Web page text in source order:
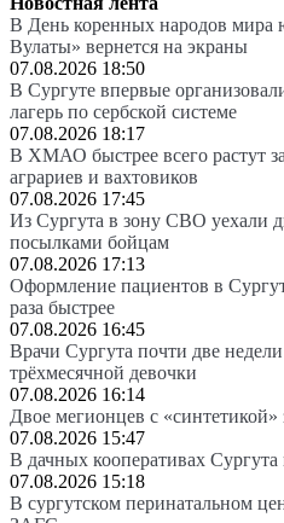
В День коренных народов мира
Вулаты» вернется на экраны
07.08.2026 18:50
В Сургуте впервые
лагерь по сербской системе
07.08.2026 18:17
В ХМАО быстрее всего растут
аграриев и вахтовиков
07.08.2026 17:45
Из Сургута в зону СВО уехали
посылками бойцам
07.08.2026 17:13
Оформление пациентов в
раза быстрее
07.08.2026 16:45
Врачи Сургута почти две
трёхмесячной девочки
07.08.2026 16:14
Двое мегионцев с
07.08.2026 15:47
В дачных кооперативах
07.08.2026 15:18
В сургутском перинатальном